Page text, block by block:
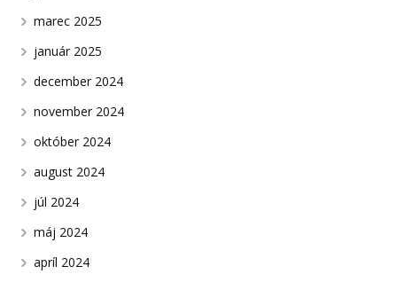
marec 2025
január 2025
december 2024
november 2024
október 2024
august 2024
júl 2024
máj 2024
apríl 2024